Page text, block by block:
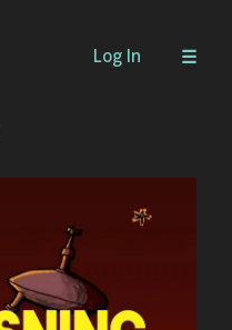
Log In